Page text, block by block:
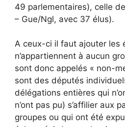
49 parlementaires), celle
– Gue/Ngl, avec 37 élus).
A ceux-ci il faut ajouter les
n’appartiennent à aucun
sont donc appelés « non-
sont des députés
délégations entières qui
n’ont pas pu) s’affilier aux
groupes ou qui ont été